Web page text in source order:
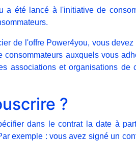
a été lancé à l'initiative de
de l'offre Power4you, vous
consommateurs auxquels vous
associations et organisations de
?
dans le contrat la date à
exemple : vous avez signé un